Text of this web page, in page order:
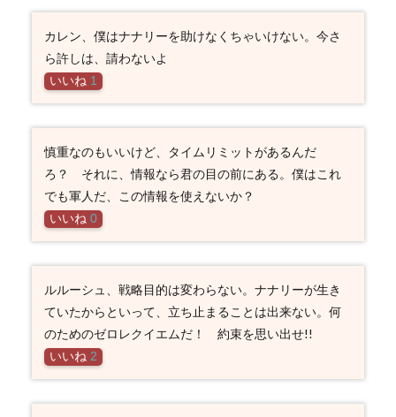
リ
フ
ラ一
カレン、僕はナナリーを助けなくちゃいけない。今さ
ら許しは、請わないよ
いいね 1
慎重なのもいいけど、タイムリミットがあるんだ
ろ？ それに、情報なら君の目の前にある。僕はこれ
でも軍人だ、この情報を使えないか？
いいね 0
ルルーシュ、戦略目的は変わらない。ナナリーが生き
ていたからといって、立ち止まることは出来ない。何
のためのゼロレクイエムだ！ 約束を思い出せ!!
いいね 2